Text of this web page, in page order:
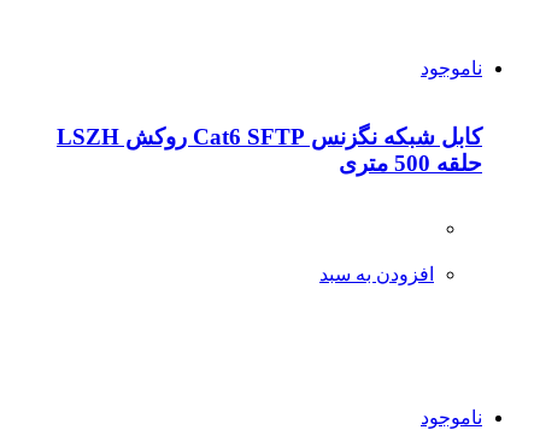
ناموجود
کابل شبکه نگزنس Cat6 SFTP روکش LSZH
حلقه 500 متری
افزودن به سبد
ناموجود